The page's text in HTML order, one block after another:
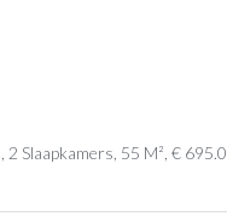
Slaapkamers, 55 M², €